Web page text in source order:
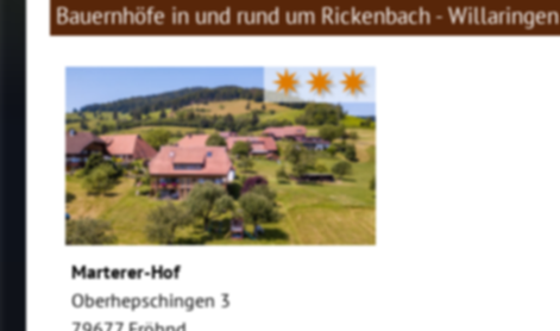
Bauernhöfe in und rund um Rickenbach - Willaringen
✷✷✷
Marterer-Hof
Oberhepschingen 3